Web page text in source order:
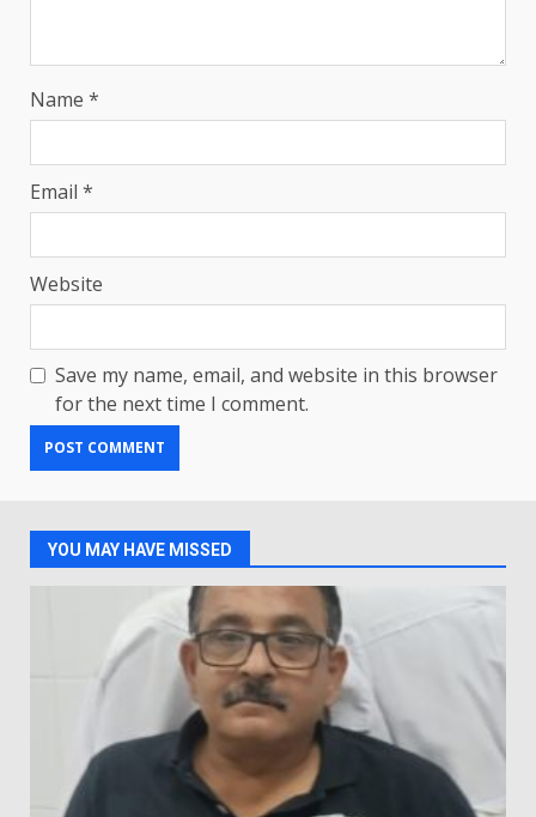
Name *
Email *
Website
Save my name, email, and website in this browser
for the next time I comment.
YOU MAY HAVE MISSED